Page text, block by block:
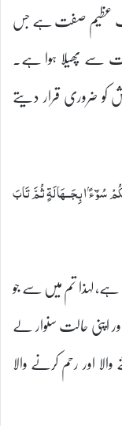
ایک عظیم صفت ہے جس
سے پھیلا ہوا ہے۔
ضروری قرار دیتے
اَنَّہٗ مَنْ عَمِلَ مِنْكُمْ سُوْۗءًۢ ابِجَــہَالَۃٍ ثُمَّ تَابَ
لہذا تم میں سے جو
اپنی حالت سنوار لے
اور رحم کرنے والا